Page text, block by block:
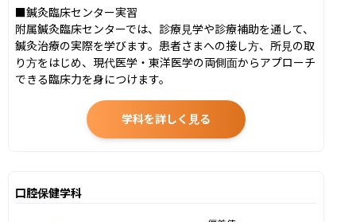
■鍼灸臨床センター実習
附属鍼灸臨床センターでは、診療見学や診療補助を通して、
鍼灸治療の実際を学びます。患者さまへの接し方、所見の取
り方をはじめ、現代医学・東洋医学の両側面からアプローチ
できる臨床力を身につけます。
学科を詳しく見る
口腔保健学科